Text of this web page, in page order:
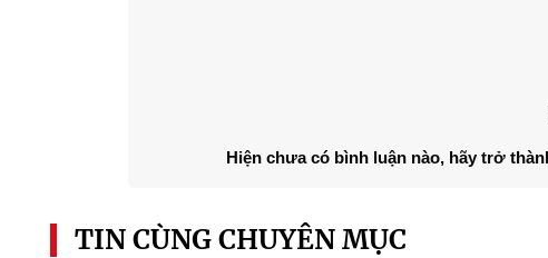
Hiện chưa có bình luận nào, hãy trở
TIN CÙNG CHUYÊN MỤC